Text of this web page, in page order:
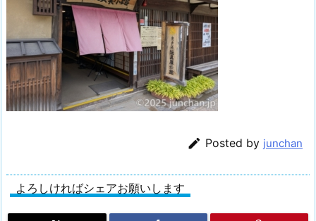
 Posted by junchan
よろしければシェアお願いします